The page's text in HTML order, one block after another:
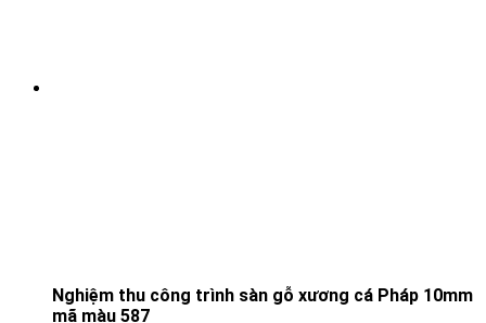
Nghiệm thu công trình sàn gỗ xương cá Pháp 10mm
mã màu 587